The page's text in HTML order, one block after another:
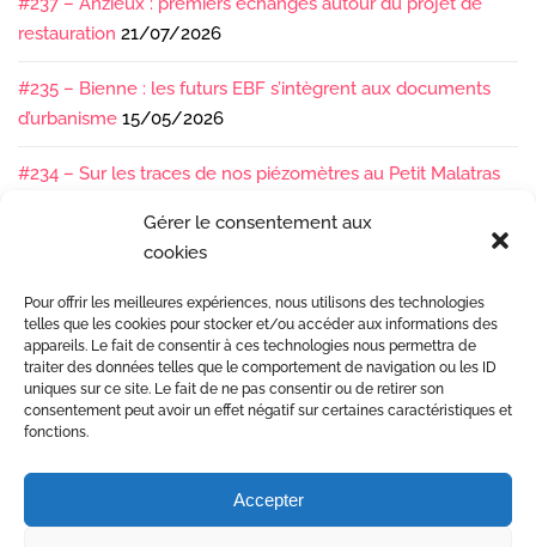
Gérer le consentement aux
cookies
Pour offrir les meilleures expériences, nous utilisons des technologies
telles que les cookies pour stocker et/ou accéder aux informations des
appareils. Le fait de consentir à ces technologies nous permettra de
traiter des données telles que le comportement de navigation ou les ID
uniques sur ce site. Le fait de ne pas consentir ou de retirer son
consentement peut avoir un effet négatif sur certaines caractéristiques et
fonctions.
Accepter
restauration 21/07/2026
#235 – Bienne : les futurs EBF s’intègrent aux documents
d’urbanisme 15/05/2026
#234 – Sur les traces de nos piézomètres au Petit Malatras
#233 – Les sédiments, ça se suit en équipe !
#232 – Sur le terrain avec l’Isère : ça bouge sous nos pieds !
07/04/2026